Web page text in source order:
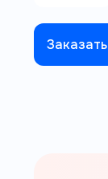
Заказать